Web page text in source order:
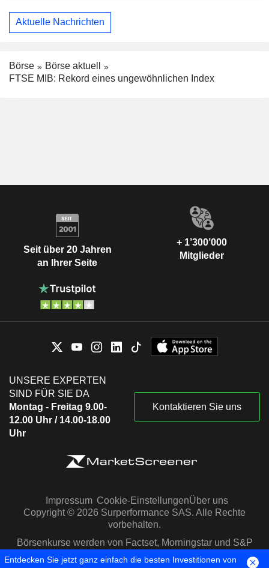
Aktuelle Nachrichten
Börse
Börse aktuell
FTSE MIB: Rekord eines ungewöhnlichen Index
Seit über 20 Jahren
an Ihrer Seite
+ 1’300’000
Mitglieder
UNSERE EXPERTEN
SIND FÜR SIE DA
Montag - Freitag 9.00-
12.00 Uhr / 14.00-18.00
Uhr
Kontaktieren Sie uns
Impressum Cookie-EinstellungenÜber uns
Copyright © 2026 Surperformance SAS. Alle Rechte
vorbehalten.
Börsenkurse werden von Factset, Morningstar und S&P
Capital IQ zur Verfügung gestellt
Entdecken Sie jetzt ganz einfach die besten Investitionen von